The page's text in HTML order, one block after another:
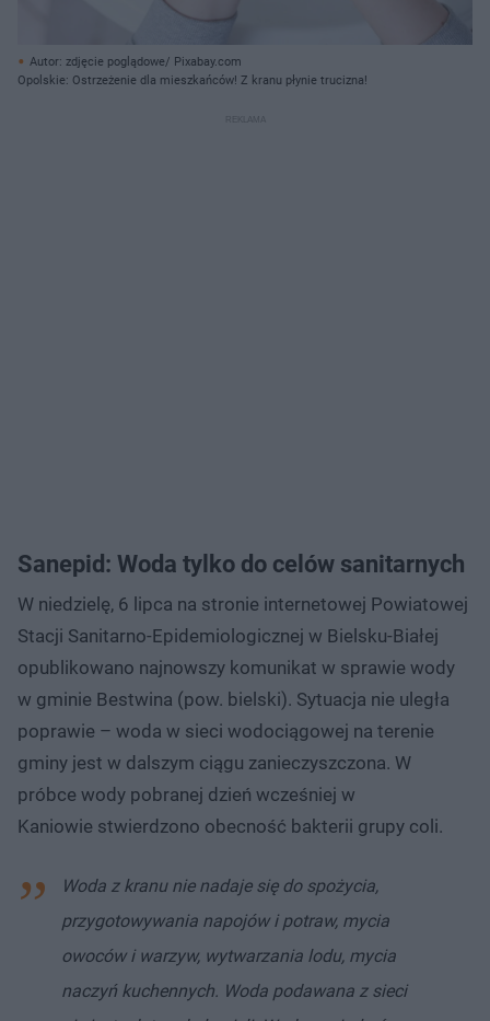
Autor: zdjęcie poglądowe/ Pixabay.com
Opolskie: Ostrzeżenie dla mieszkańców! Z kranu płynie trucizna!
Sanepid: Woda tylko do celów sanitarnych
W niedzielę, 6 lipca na stronie internetowej Powiatowej
Stacji Sanitarno-Epidemiologicznej w Bielsku-Białej
opublikowano najnowszy komunikat w sprawie wody
w gminie Bestwina (pow. bielski). Sytuacja nie uległa
poprawie – woda w sieci wodociągowej na terenie
gminy jest w dalszym ciągu zanieczyszczona. W
próbce wody pobranej dzień wcześniej w
Kaniowie stwierdzono obecność bakterii grupy coli.
Woda z kranu nie nadaje się do spożycia,
przygotowywania napojów i potraw, mycia
owoców i warzyw, wytwarzania lodu, mycia
naczyń kuchennych. Woda podawana z sieci